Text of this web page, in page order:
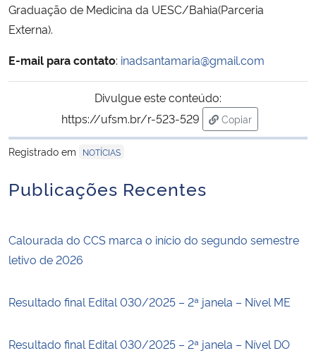
Graduação de Medicina da UESC/Bahia(Parceria
Externa).
E-mail para contato: inadsantamaria@gmail.com
Divulgue este conteúdo:
https://ufsm.br/r-523-529
Copiar
para área de
Registrado em
NOTÍCIAS
Publicações Recentes
Calourada do CCS marca o início do segundo semestre
letivo de 2026
Resultado final Edital 030/2025 – 2ª janela – Nível ME
Resultado final Edital 030/2025 – 2ª janela – Nível DO